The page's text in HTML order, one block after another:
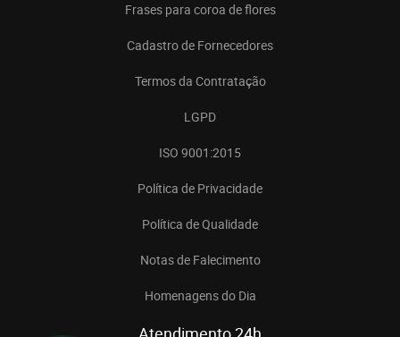
Frases para coroa de flores
Cadastro de Fornecedores
Termos da Contratação
LGPD
ISO 9001:2015
Política de Privacidade
Política de Qualidade
Notas de Falecimento
Homenagens do Dia